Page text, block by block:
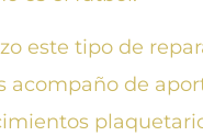
este tipo de
acompaño de